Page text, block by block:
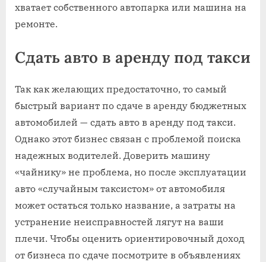
хватает собственного автопарка или машина на
ремонте.
Сдать авто в аренду под такси
Так как желающих предостаточно, то самый
быстрый вариант по сдаче в аренду бюджетных
автомобилей — сдать авто в аренду под такси.
Однако этот бизнес связан с проблемой поиска
надежных водителей. Доверить машину
«чайнику» не проблема, но после эксплуатации
авто «случайным таксистом» от автомобиля
может остаться только название, а затраты на
устранение неисправностей лягут на ваши
плечи. Чтобы оценить ориентировочный доход
от бизнеса по сдаче посмотрите в объявлениях